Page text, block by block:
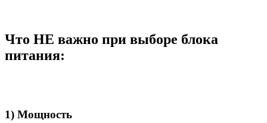
Что НЕ важно при выборе блока
питания:
1) Мощность